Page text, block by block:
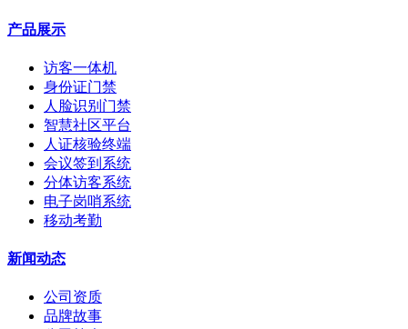
产品展示
访客一体机
身份证门禁
人脸识别门禁
智慧社区平台
人证核验终端
会议签到系统
分体访客系统
电子岗哨系统
移动考勤
新闻动态
公司资质
品牌故事